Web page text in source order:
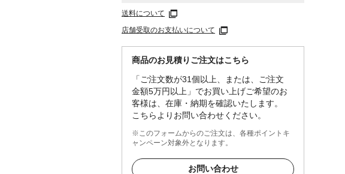
送料について
店舗受取のお支払いについて
商品のお見積りご注文はこちら
「ご注文数が31個以上、または、ご注文
金額5万円以上」でお買い上げご希望のお
客様は、在庫・納期を確認いたします。
こちらよりお問い合わせください。
※このフォームからのご注文は、各種ポイントキ
ャンペーン対象外となります。
お問い合わせ